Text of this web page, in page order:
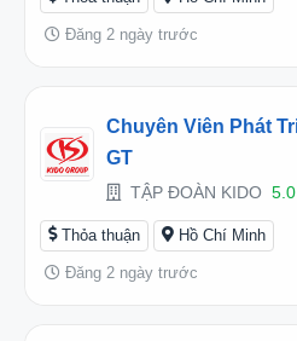
Đăng 2 ngày trước
Chuyên Viên Phát
GT
TẬP ĐOÀN KIDO 5.0
Thỏa thuận Hồ Chí Minh
Đăng 2 ngày trước